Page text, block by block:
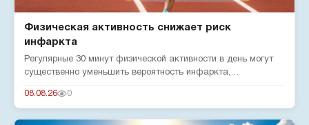
Физическая активность снижает риск
инфаркта
Регулярные 30 минут физической активности в день могут
существенно уменьшить вероятность инфаркта,
08.08.26 0